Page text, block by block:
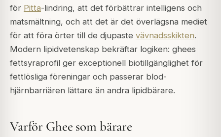
för Pitta-lindring, att det förbättrar intelligens och
matsmältning, och att det är det överlägsna mediet
för att föra örter till de djupaste vävnadsskikten.
Modern lipidvetenskap bekräftar logiken: ghees
fettsyraprofil ger exceptionell biotillgänglighet för
fettlösliga föreningar och passerar blod-
hjärnbarriären lättare än andra lipidbärare.
Varför Ghee som bärare